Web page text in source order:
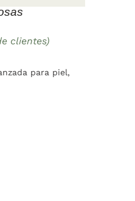
clientes)
para piel,